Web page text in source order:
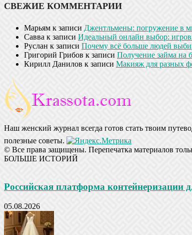
СВЕЖИЕ КОММЕНТАРИИ
Марьям к записи Джентльмены: погружение в
Савва к записи Идеальный онлайн выбор:
Руслан к записи Почему всё больше людей
Григорий Грибов к записи Получение займа на
Кирилл Данилов к записи Макияж для разных
Наш женский журнал всегда готов стать твоим
полезные советы.
© Все права защищены. Перепечатка материалов
БОЛЬШЕ ИСТОРИЙ
Российская платформа контейнеризации
05.08.2026